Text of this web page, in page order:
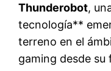
Thunderobot,
tecnología**
terreno en el
gaming desde su